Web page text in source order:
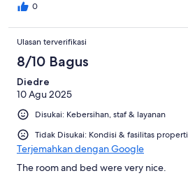
0
Ulasan terverifikasi
8/10 Bagus
Diedre
10 Agu 2025
Disukai: Kebersihan, staf & layanan
Tidak Disukai: Kondisi & fasilitas properti
Terjemahkan dengan Google
The room and bed were very nice.